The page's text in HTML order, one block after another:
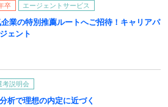
卒 エージェントサービス
企業の特別推薦ルートへご招待！キャリアパ
ェント
考説明会
析で理想の内定に近づく